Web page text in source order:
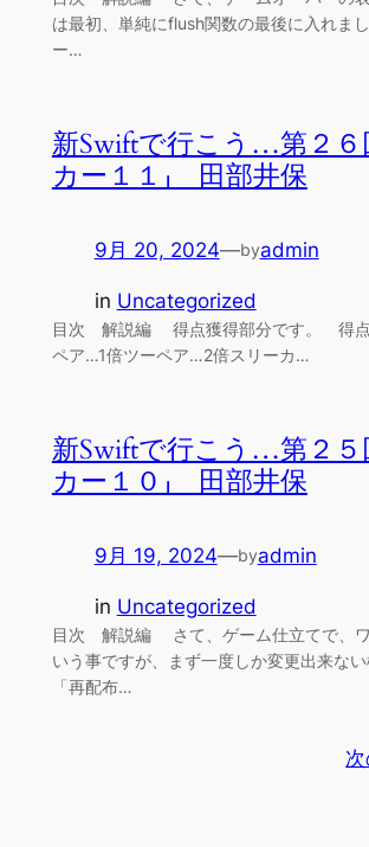
は最初、単純にflush関数の最後に入れま
ー…
新Swiftで行こう…第２６
カー１１」 田部井保
9月 20, 2024—byadmin
in Uncategorized
目次 解説編 得点獲得部分です。 得点
ペア…1倍ツーペア…2倍スリーカ…
新Swiftで行こう…第２５
カー１０」 田部井保
9月 19, 2024—byadmin
in Uncategorized
目次 解説編 さて、ゲーム仕立てで、ワ
いう事ですが、まず一度しか変更出来ない
「再配布…